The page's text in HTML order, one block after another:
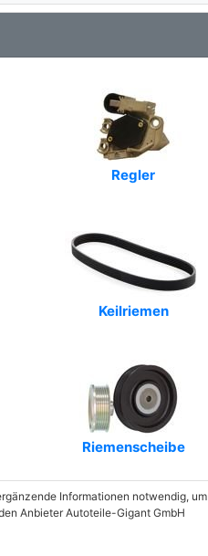
Regler
Keilriemen
Riemenscheibe
Informationen notwendig, um
Anbieter Autoteile-Gigant GmbH